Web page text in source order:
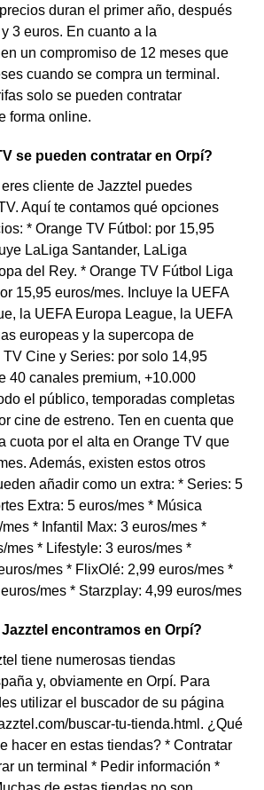
duran el primer año, después
3 euros. En cuanto a la
un compromiso de 12 meses que
cuando se compra un terminal.
solo se pueden contratar
forma online.
se pueden contratar en Orpí?
cliente de Jazztel puedes
Aquí te contamos qué opciones
* Orange TV Fútbol: por 15,95
LaLiga Santander, LaLiga
del Rey. * Orange TV Fútbol Liga
15,95 euros/mes. Incluye la UEFA
la UEFA Europa League, la UEFA
europeas y la supercopa de
TV Cine y Series: por solo 14,95
40 canales premium, +10.000
el público, temporadas completas
cine de estreno. Ten en cuenta que
cuota por el alta en Orange TV que
Además, existen estos otros
añadir como un extra: * Series: 5
Extra: 5 euros/mes * Música
* Infantil Max: 3 euros/mes *
mes * Lifestyle: 3 euros/mes *
mes * FlixOlé: 2,99 euros/mes *
mes * Starzplay: 4,99 euros/mes
encontramos en Orpí?
tiene numerosas tiendas
y, obviamente en Orpí. Para
utilizar el buscador de su página
buscar-tu-tienda.html. ¿Qué
hacer en estas tiendas? * Contratar
un terminal * Pedir información *